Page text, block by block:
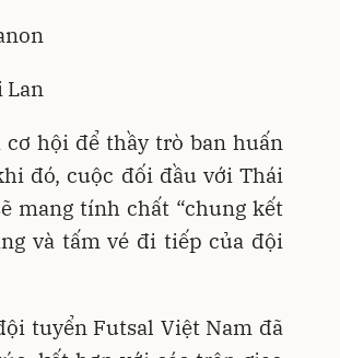
Lan
hội để thầy trò ban huấn
đó, cuộc đối đầu với Thái
mang tính chất “chung kết
và tấm vé đi tiếp của đội
tuyển Futsal Việt Nam đã